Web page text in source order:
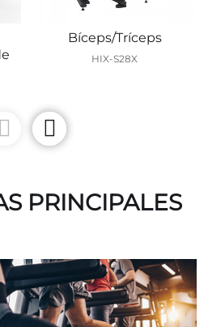
Bíceps/Tríceps
HIX-S28X
PRINCIPALES